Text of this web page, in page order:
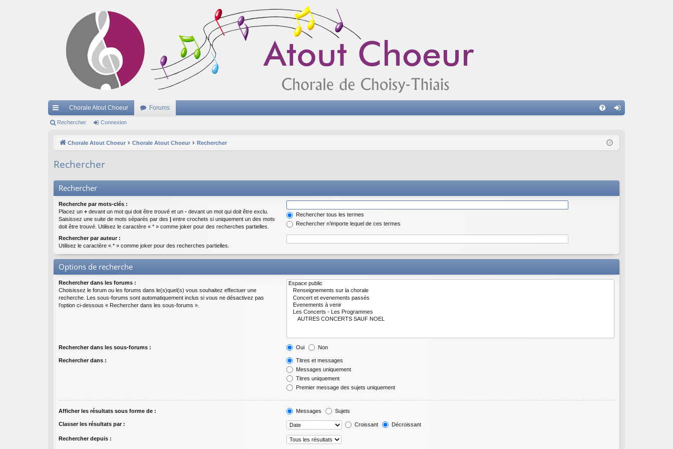
cc
pi
de
Chorale Atout Choeur Forums
ne
Rechercher Connexion
Chorale Atout Choeur Chorale Atout Choeur Rechercher
Rechercher
Rechercher
Recherche par mots-clés :
Placez un + devant un mot qui doit être trouvé et un - devant un mot qui doit être exclu.
Saisissez une suite de mots séparés par des | entre crochets si uniquement un des mots
doit être trouvé. Utilisez le caractère « * » comme joker pour des recherches partielles.
Rechercher tous les termes
Rechercher n’importe lequel de ces termes
Rechercher par auteur :
Utilisez le caractère « * » comme joker pour des recherches partielles.
Options de recherche
Rechercher dans les forums :
Choisissez le forum ou les forums dans le(s)quel(s) vous souhaitez effectuer une
recherche. Les sous-forums sont automatiquement inclus si vous ne désactivez pas
l’option ci-dessous « Rechercher dans les sous-forums ».
Rechercher dans les sous-forums : Oui Non
Rechercher dans :
Titres et messages
Messages uniquement
Titres uniquement
Premier message des sujets uniquement
Afficher les résultats sous forme de : Messages Sujets
Classer les résultats par : Croissant Décroissant
Rechercher depuis :